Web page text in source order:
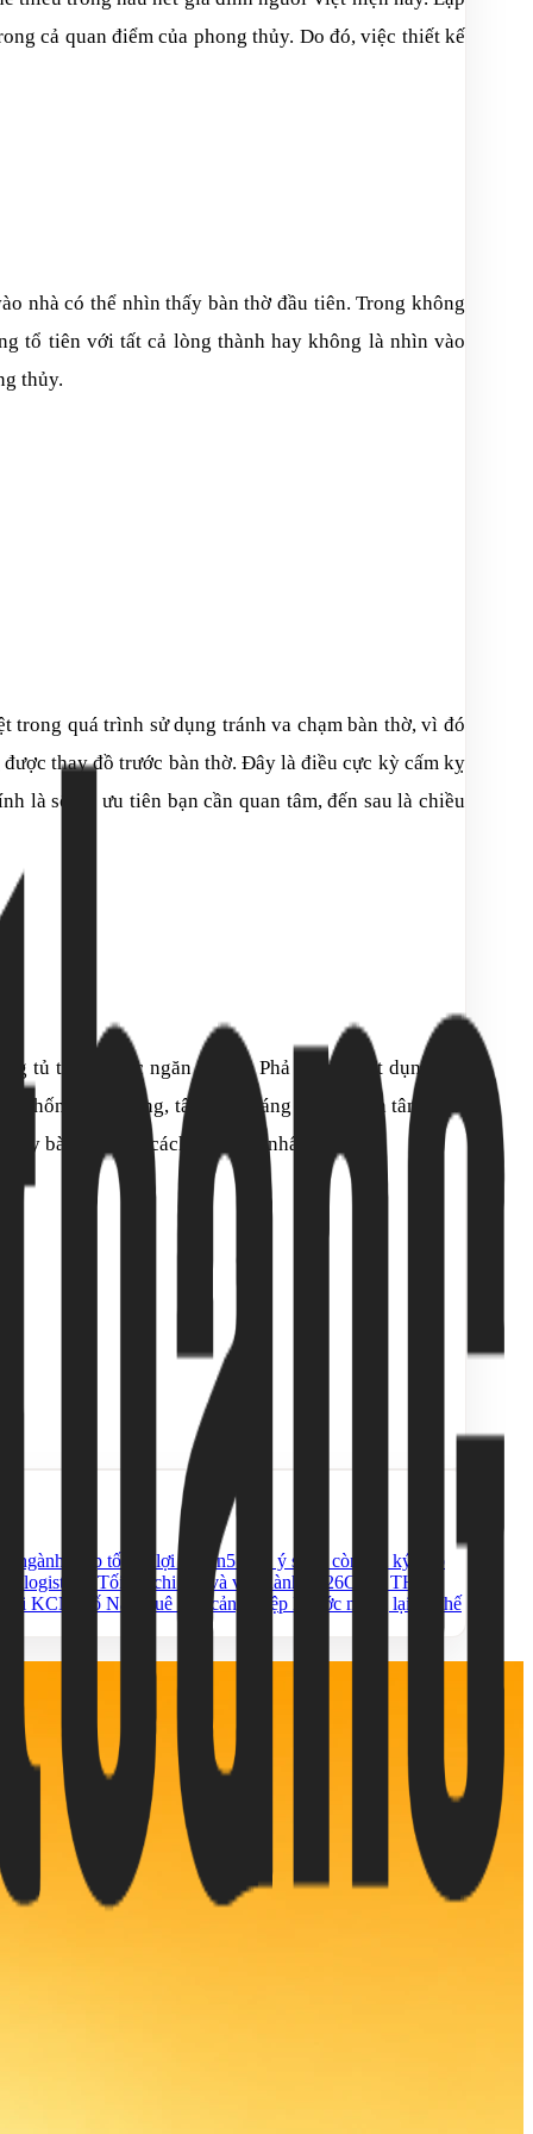
cả quan điểm của phong thủy. Do đó, việc thiết kế
nhà có thể nhìn thấy bàn thờ đầu tiên. Trong không
tổ tiên với tất cả lòng thành hay không là nhìn vào
thủy.
quá trình sử dụng tránh va chạm bàn thờ, vì đó
thay đồ trước bàn thờ. Đây là điều cực kỳ cấm kỵ
là số đo ưu tiên bạn cần quan tâm, đến sau là chiều
tủ thờ có các ngăn để Gia Phả và các vật dụng thờ
linh thiêng, tâm linh đáng được quan tâm nhất
bàn thờ một cách phù hợp nhất.
ngành giúp tối ưu lợi nhuận5 Lưu ý sống còn khi ký hợp
logistics? Tối ưu chi phí và vận hành 2026CHO THUÊ
KCN Hố Nai
Thuê kho cảng Hiệp Phước mang lại lợi thế